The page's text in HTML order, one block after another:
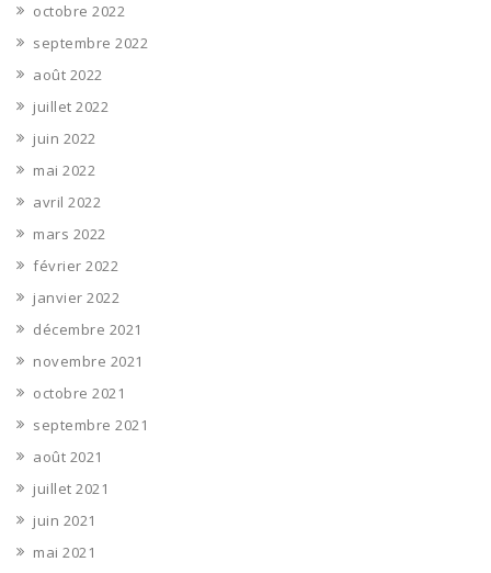
octobre 2022
septembre 2022
août 2022
juillet 2022
juin 2022
mai 2022
avril 2022
mars 2022
février 2022
janvier 2022
décembre 2021
novembre 2021
octobre 2021
septembre 2021
août 2021
juillet 2021
juin 2021
mai 2021